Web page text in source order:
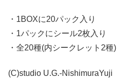
・1BOXに20パック入り
・1パックにシール2枚入り
・全20種(内シークレット2種)
(C)studio U.G.-NishimuraYuji